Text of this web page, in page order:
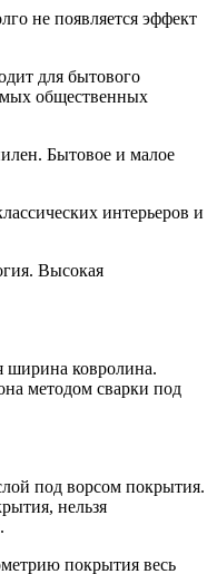
не появляется эффект
для бытового
общественных
Бытовое и малое
интерьеров и
Высокая
ширина ковролина.
методом сварки под
под ворсом покрытия.
нельзя
покрытия весь